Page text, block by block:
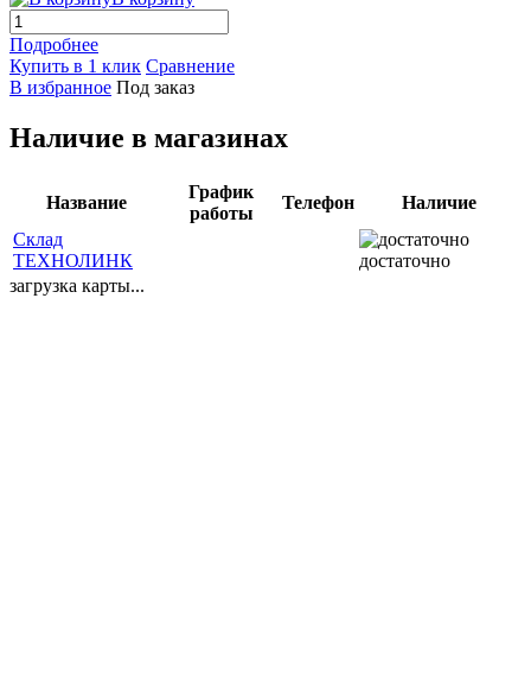
Подробнее
Купить в 1 клик Сравнение
В избранное Под заказ
Наличие в магазинах
Название
График
работы
Телефон
Наличие
Склад
ТЕХНОЛИНК
достаточно
загрузка карты...